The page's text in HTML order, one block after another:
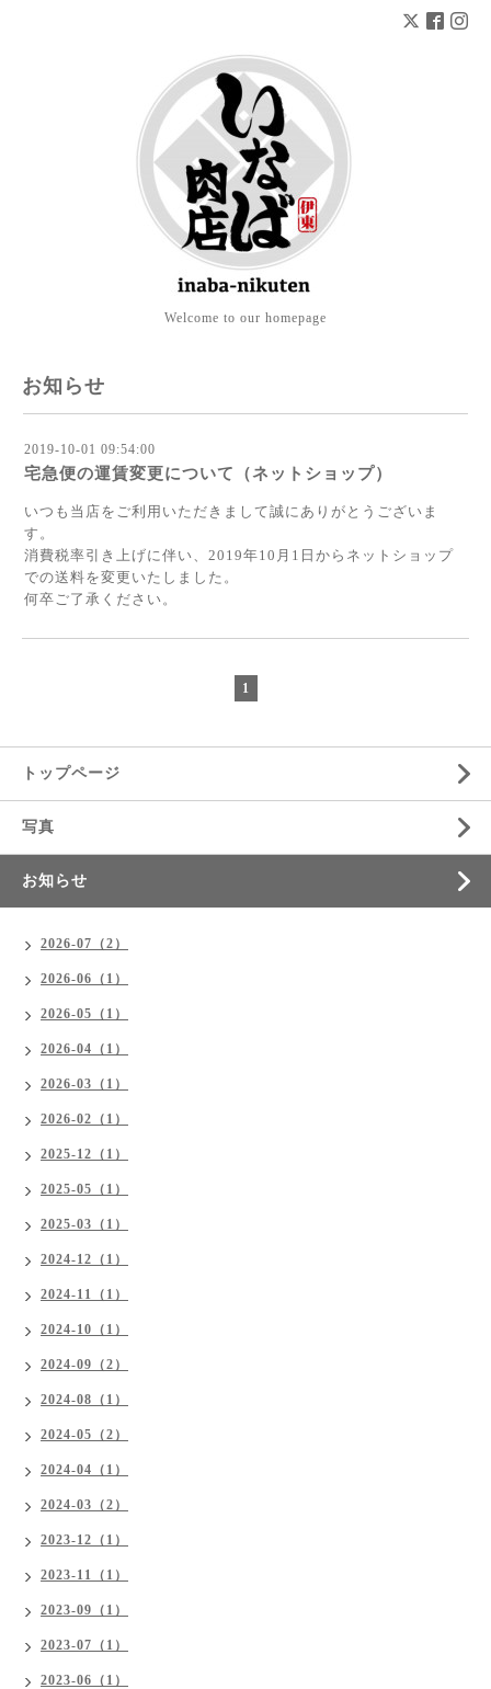
Welcome to our homepage
お知らせ
2019-10-01 09:54:00
宅急便の運賃変更について（ネットショップ）
いつも当店をご利用いただきまして誠にありがとうございま
す。
消費税率引き上げに伴い、2019年10月1日からネットショップ
での送料を変更いたしました。
何卒ご了承ください。
1
トップページ
写真
お知らせ
2026-07（2）
2026-06（1）
2026-05（1）
2026-04（1）
2026-03（1）
2026-02（1）
2025-12（1）
2025-05（1）
2025-03（1）
2024-12（1）
2024-11（1）
2024-10（1）
2024-09（2）
2024-08（1）
2024-05（2）
2024-04（1）
2024-03（2）
2023-12（1）
2023-11（1）
2023-09（1）
2023-07（1）
2023-06（1）